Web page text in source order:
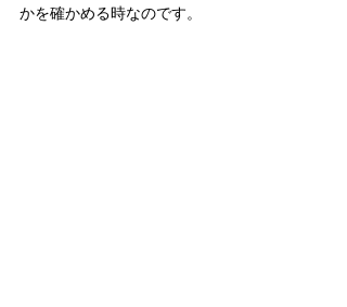
かを確かめる時なのです。